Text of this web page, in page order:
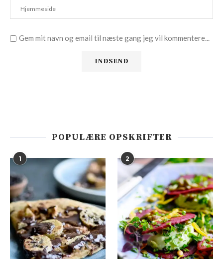
Gem mit navn og email til næste gang jeg vil kommentere...
POPULÆRE OPSKRIFTER
1 2